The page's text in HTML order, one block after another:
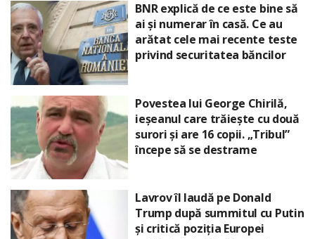
BNR explică de ce este bine să
ai și numerar în casă. Ce au
arătat cele mai recente teste
privind securitatea băncilor
Povestea lui George Chirilă,
ieșeanul care trăiește cu două
surori și are 16 copii. „Tribul”
începe să se destrame
Lavrov îl laudă pe Donald
Trump după summitul cu Putin
și critică poziția Europei